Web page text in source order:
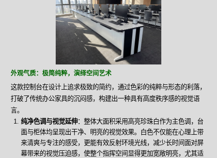
外观气质：极简纯粹，演绎空间艺术
这款控制台在设计上追求极致的简约，通过色彩的纯粹与形态的利落，
打破了传统办公家具的沉闷感，构建出一种具有高度秩序感的视觉语
言。
纯净色调与视觉延伸：整体大面积采用高亮珍珠白作为主色调，台
面与柜体均呈现出干净、明亮的视觉效果。白色不仅能在心理上带
来清爽与专注的感受，更能有效反射环境光线，减少长时间面对屏
幕带来的视觉压迫感，使整个指挥空间显得更加宽敞明亮，尤其适